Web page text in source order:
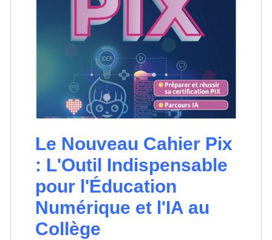
Le Nouveau Cahier Pix
: L'Outil Indispensable
pour l'Éducation
Numérique et l'IA au
Collège